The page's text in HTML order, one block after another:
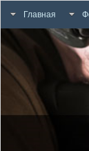
Главная